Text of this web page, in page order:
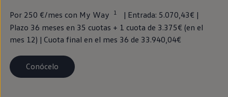
Por 250 €/mes con My Way 1
| Entrada: 5.070,43€ |
Plazo 36 meses en 35 cuotas + 1 cuota de 3.375€ (en el
mes 12) | Cuota final en el mes 36 de 33.940,04€
Conócelo